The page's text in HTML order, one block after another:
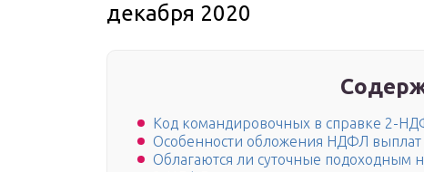
декабря 2020
Код командировочных в справке 2-
Особенности обложения НДФЛ выплат
Облагаются ли суточные подоходным